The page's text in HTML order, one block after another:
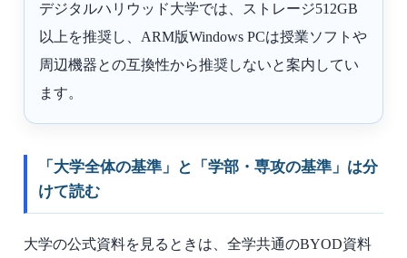
デジタルハリウッド大学では、ストレージ512GB
以上を推奨し、ARM版Windows PCは授業ソフトや
周辺機器との互換性から推奨しないと案内してい
ます。
「大学全体の基準」と「学部・専攻の基準」は分
けて読む
大学の公式資料を見るときは、全学共通のBYOD資料